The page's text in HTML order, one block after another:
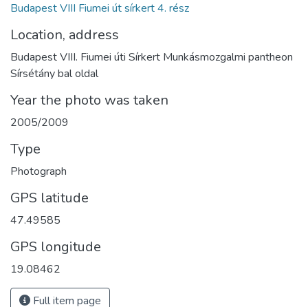
Budapest VIII Fiumei út sírkert 4. rész
Location, address
Budapest VIII. Fiumei úti Sírkert Munkásmozgalmi pantheon
Sírsétány bal oldal
Year the photo was taken
2005/2009
Type
Photograph
GPS latitude
47.49585
GPS longitude
19.08462
Full item page